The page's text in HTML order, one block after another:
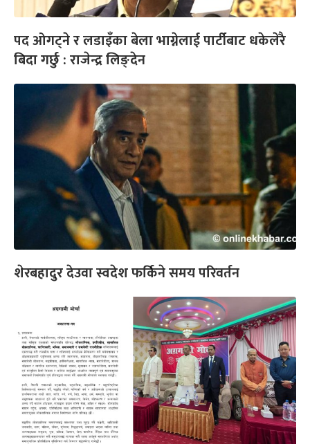
पद ओगट्ने र लडाइँका बेला भाग्नेलाई पार्टीबाट धकेलेरै
बिदा गर्छु : राजेन्द्र लिङ्देन
शेरबहादुर देउवा स्वदेश फर्किने समय परिवर्तन